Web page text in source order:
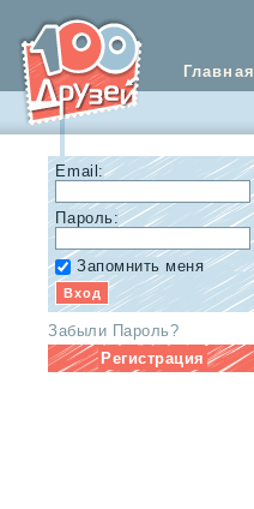
Главная
Email:
Пароль:
Запомнить меня
Забыли Пароль?
Регистрация